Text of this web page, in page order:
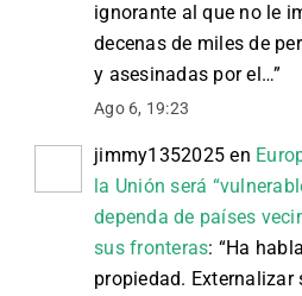
ignorante al que no le
decenas de miles de
y asesinadas por el…”
Ago 6, 19:23
jimmy1352025 en
la Unión será
dependa de países
sus fronteras: “Ha
propiedad.